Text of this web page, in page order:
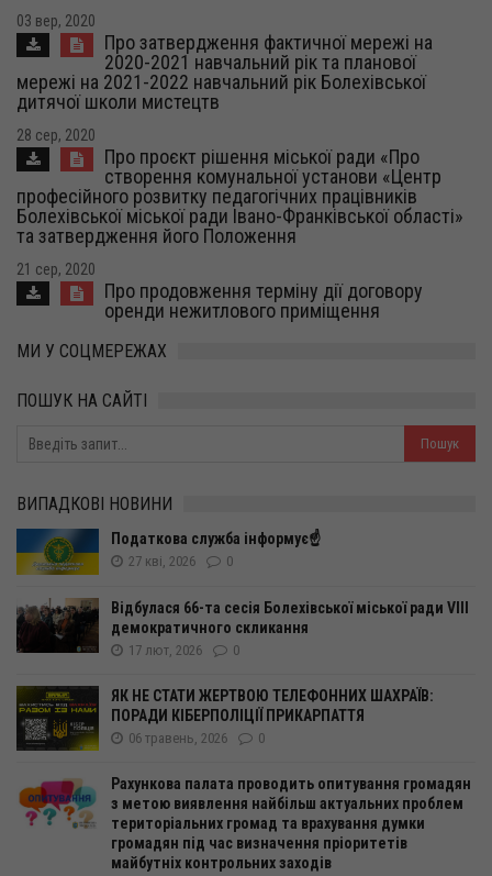
03 вер, 2020
Про затвердження фактичної мережі на
2020-2021 навчальний рік та планової
мережі на 2021-2022 навчальний рік Болехівської
дитячої школи мистецтв
28 сер, 2020
Про проєкт рішення міської ради «Про
створення комунальної установи «Центр
професійного розвитку педагогічних працівників
Болехівської міської ради Івано-Франківської області»
та затвердження його Положення
21 сер, 2020
Про продовження терміну дії договору
оренди нежитлового приміщення
МИ У СОЦМЕРЕЖАХ
ПОШУК НА САЙТІ
ВИПАДКОВІ НОВИНИ
Податкова служба інформує☝️
27 кві, 2026 0
Відбулася 66-та сесія Болехівської міської ради VІІІ
демократичного скликання
17 лют, 2026 0
ЯК НЕ СТАТИ ЖЕРТВОЮ ТЕЛЕФОННИХ ШАХРАЇВ:
ПОРАДИ КІБЕРПОЛІЦІЇ ПРИКАРПАТТЯ
06 травень, 2026 0
Рахункова палата проводить опитування громадян
з метою виявлення найбільш актуальних проблем
територіальних громад та врахування думки
громадян під час визначення пріоритетів
майбутніх контрольних заходів